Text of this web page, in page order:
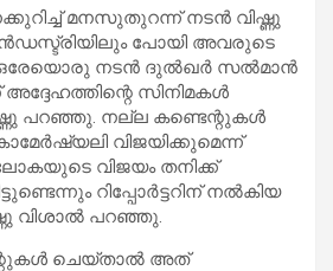
മനസുതുറന്ന് നടൻ വിഷ്ണു
പോയി അവരുടെ
ഒരേയൊരു നടൻ ദുൽഖർ സൽമാൻ
സിനിമകൾ
പറഞ്ഞു. നല്ല കണ്ടെന്റുകൾ
വിജയിക്കുമെന്ന്
വിജയം തനിക്ക്
റിപ്പോർട്ടറിന് നൽകിയ
വിശാൽ പറഞ്ഞു.
ചെയ്താൽ അത്